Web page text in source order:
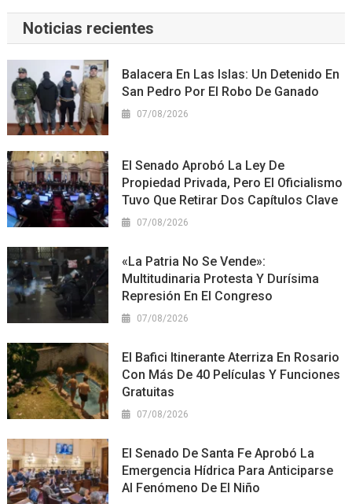
Noticias recientes
Balacera En Las Islas: Un Detenido En
San Pedro Por El Robo De Ganado
07/08/2026
El Senado Aprobó La Ley De
Propiedad Privada, Pero El Oficialismo
Tuvo Que Retirar Dos Capítulos Clave
07/08/2026
«La Patria No Se Vende»:
Multitudinaria Protesta Y Durísima
Represión En El Congreso
07/08/2026
El Bafici Itinerante Aterriza En Rosario
Con Más De 40 Películas Y Funciones
Gratuitas
07/08/2026
El Senado De Santa Fe Aprobó La
Emergencia Hídrica Para Anticiparse
Al Fenómeno De El Niño